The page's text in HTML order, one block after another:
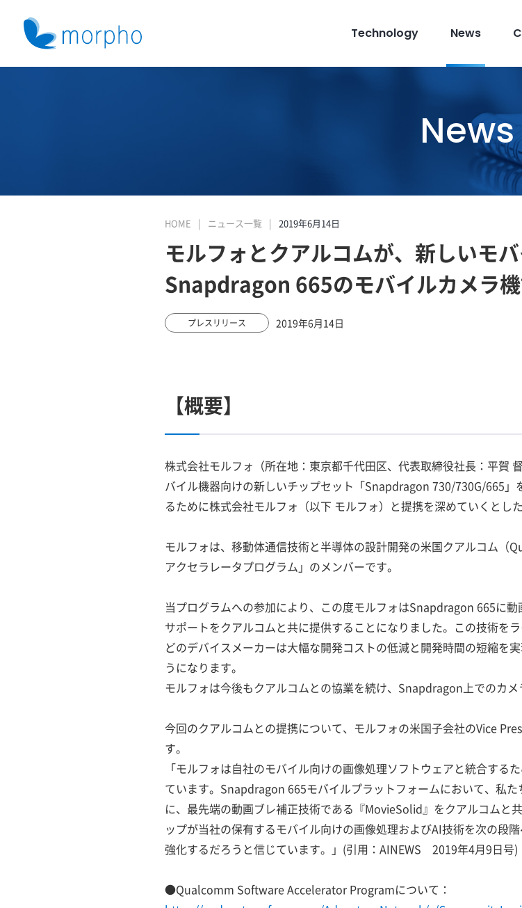
Technology News
News
HOME ニュース一覧 2019年6月14日
モルフォとクアルコムが、新しいモ
Snapdragon 665のモバイルカメラ
プレスリリース 2019年6月14日
【概要】
株式会社モルフォ（所在地：東京都千代田区、代表取締役社長：平賀
バイル機器向けの新しいチップセット「Snapdragon 730/730G/665
るために株式会社モルフォ（以下 モルフォ）と提携を深めていくとし
モルフォは、移動体通信技術と半導体の設計開発の米国クアルコム
アクセラレータプログラム」のメンバーです。
当プログラムへの参加により、この度モルフォはSnapdragon 665に
サポートをクアルコムと共に提供することになりました。この技術を
どのデバイスメーカーは大幅な開発コストの低減と開発時間の短縮を
うになります。
モルフォは今後もクアルコムとの協業を続け、Snapdragon上でのカメ
今回のクアルコムとの提携について、モルフォの米国子会社のVice
す。
「モルフォは自社のモバイル向けの画像処理ソフトウェアと統合する
ています。Snapdragon 665モバイルプラットフォームにおいて、私
に、最先端の動画ブレ補正技術である『MovieSolid』をクアルコムと
ップが当社の保有するモバイル向けの画像処理およびAI技術を次の段
強化するだろうと信じています。」(引用：AINEWS 2019年4月9日号)
●Qualcomm Software Accelerator Programについて：